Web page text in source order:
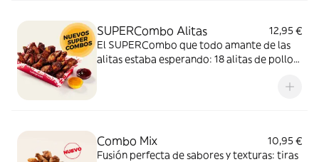
SUPERCombo Alitas
12,95 €
El SUPERCombo que todo amante de las
alitas estaba esperando: 18 alitas de pollo
Combo Mix
10,95 €
Fusión perfecta de sabores y texturas: tiras